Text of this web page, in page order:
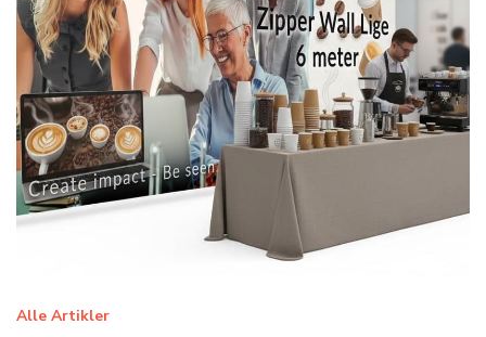
Alle Artikler